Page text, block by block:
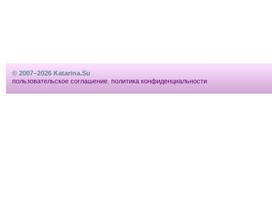
© 2007–2026 Katarina.Su
пользовательское соглашение политика конфиденциальности